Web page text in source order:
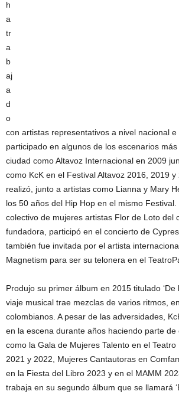
h
a
tr
a
b
aj
a
d
o
con artistas representativos a nivel nacional
participado en algunos de los escenarios
ciudad como Altavoz Internacional en 2009
como KcK en el Festival Altavoz 2016, 2019 y
realizó, junto a artistas como Lianna y Mary
los 50 años del Hip Hop en el mismo
colectivo de mujeres artistas Flor de Loto del
fundadora, participó en el concierto de
también fue invitada por el artista
Magnetism para ser su telonera en el
Produjo su primer álbum en 2015 titulado ‘De
viaje musical trae mezclas de varios ritmos,
colombianos. A pesar de las adversidades,
en la escena durante años haciendo parte
como la Gala de Mujeres Talento en el
2021 y 2022, Mujeres Cantautoras en
en la Fiesta del Libro 2023 y en el MAMM
trabaja en su segundo álbum que se llamará